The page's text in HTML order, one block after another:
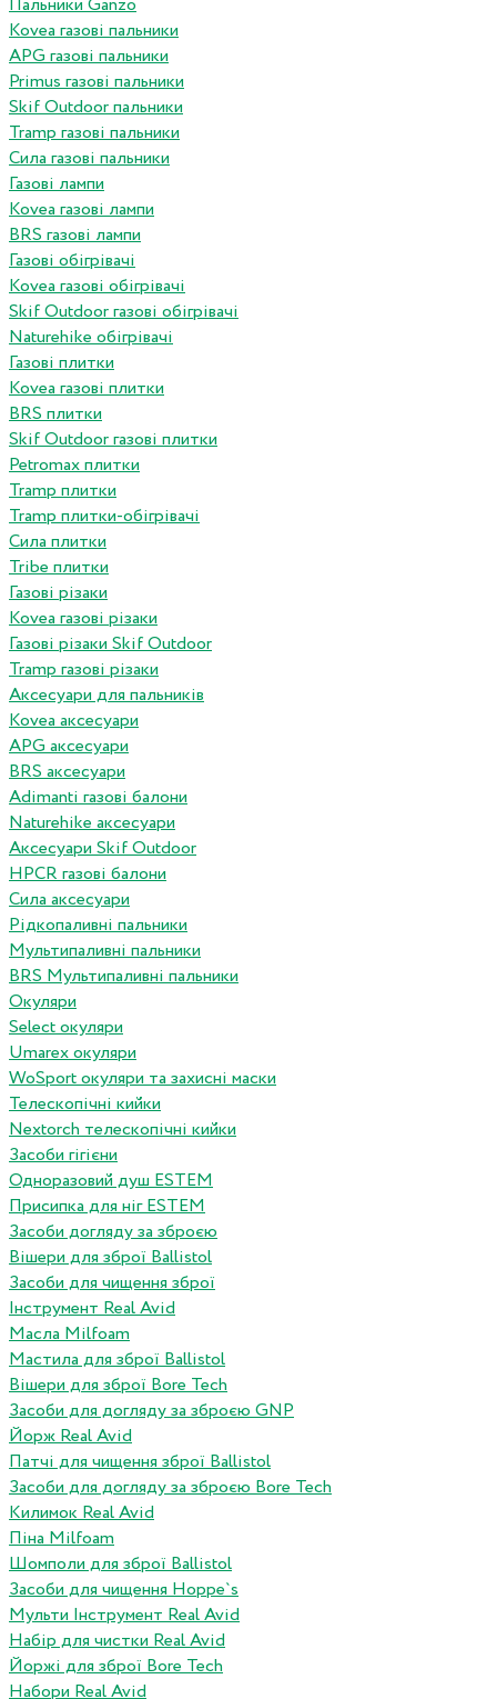
Пальники Ganzo
Kovea газові пальники
APG газові пальники
Primus газові пальники
Skif Outdoor пальники
Tramp газові пальники
Сила газові пальники
Газові лампи
Kovea газові лампи
BRS газові лампи
Газові обігрівачі
Kovea газові обігрівачі
Skif Outdoor газові обігрівачі
Naturehike обігрівачі
Газові плитки
Kovea газові плитки
BRS плитки
Skif Outdoor газові плитки
Petromax плитки
Tramp плитки
Tramp плитки-обігрівачі
Сила плитки
Tribe плитки
Газові різаки
Kovea газові різаки
Газові різаки Skif Outdoor
Tramp газові різаки
Аксесуари для пальників
Kovea аксесуари
APG аксесуари
BRS аксесуари
Adimanti газові балони
Naturehike аксесуари
Аксесуари Skif Outdoor
HPCR газові балони
Сила аксесуари
Рідкопаливні пальники
Мультипаливні пальники
BRS Мультипаливні пальники
Окуляри
Select окуляри
Umarex окуляри
WoSport окуляри та захисні маски
Телескопічні кийки
Nextorch телескопічні кийки
Засоби гігієни
Одноразовий душ ESTEM
Присипка для ніг ESTEM
Засоби догляду за зброєю
Вішери для зброї Ballistol
Засоби для чищення зброї
Інструмент Real Avid
Масла Milfoam
Мастила для зброї Ballistol
Вішери для зброї Bore Tech
Засоби для догляду за зброєю GNP
Йорж Real Avid
Патчі для чищення зброї Ballistol
Засоби для догляду за зброєю Bore Tech
Килимок Real Avid
Піна Milfoam
Шомполи для зброї Ballistol
Засоби для чищення Hoppe`s
Мульти Інструмент Real Avid
Набір для чистки Real Avid
Йоржі для зброї Bore Tech
Набори Real Avid